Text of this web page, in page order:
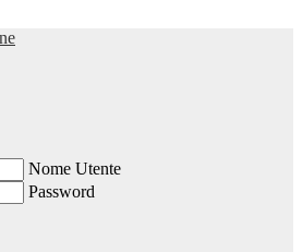
Nome Utente
Password